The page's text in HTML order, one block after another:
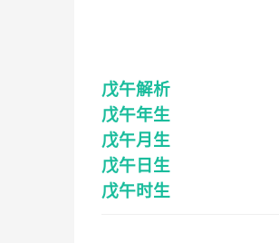
戊午解析
戊午年生
戊午月生
戊午日生
戊午时生